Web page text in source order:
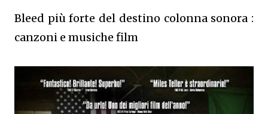
Bleed più forte del destino colonna sonora :
canzoni e musiche film